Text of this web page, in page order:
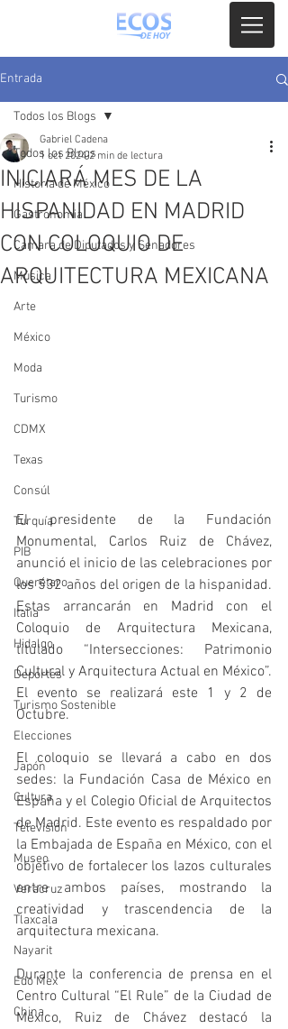
Entrada
Todos los Blogs
Historia de México
Gastronomia
Camara de Diputados y Senadores
Música
Arte
México
Moda
Turismo
CDMX
Texas
Consúl
Turquía
PIB
Querétaro
Italia
Hidalgo
Deportes
Turismo Sostenible
Elecciones
Japón
Cultura
Televisión
Museo
Veracruz
Tlaxcala
Nayarit
Edo Mex
China
Todos los Blogs
INICIARÁ MES DE LA
HISPANIDAD EN MADRID
CON COLOQUIO DE
ARQUITECTURA MEXICANA
Gabriel Cadena
1 oct 2024 2 min de lectura
El presidente de la Fundación
Monumental, Carlos Ruiz de Chávez,
anunció el inicio de las celebraciones por
los 532 años del origen de la hispanidad.
Estas arrancarán en Madrid con el
Coloquio de Arquitectura Mexicana,
titulado “Intersecciones: Patrimonio
Cultural y Arquitectura Actual en México”.
El evento se realizará este 1 y 2 de
Octubre.
El coloquio se llevará a cabo en dos
sedes: la Fundación Casa de México en
España y el Colegio Oficial de Arquitectos
de Madrid. Este evento es respaldado por
la Embajada de España en México, con el
objetivo de fortalecer los lazos culturales
entre ambos países, mostrando la
creatividad y trascendencia de la
arquitectura mexicana.
Durante la conferencia de prensa en el
Centro Cultural “El Rule” de la Ciudad de
México, Ruiz de Chávez destacó la